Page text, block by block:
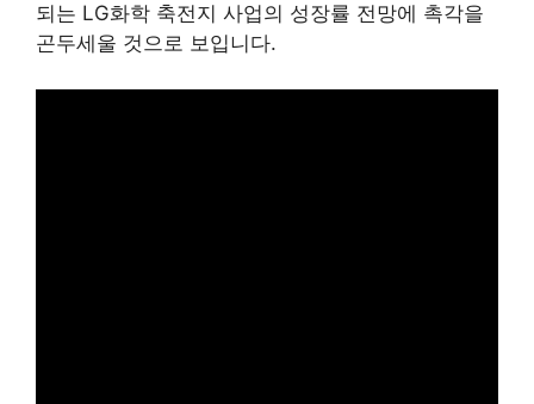
되는 LG화학 축전지 사업의 성장률 전망에 촉각을
곤두세울 것으로 보입니다.